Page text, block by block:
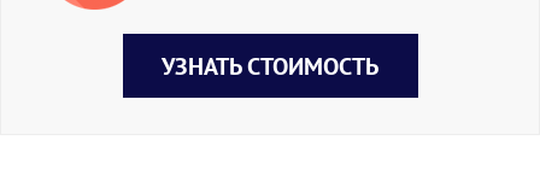
УЗНАТЬ СТОИМОСТЬ